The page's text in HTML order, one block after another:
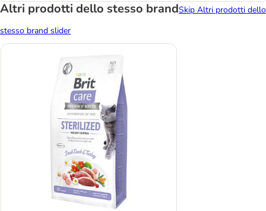
Altri prodotti dello stesso brandSkip Altri prodotti dello
stesso brand slider